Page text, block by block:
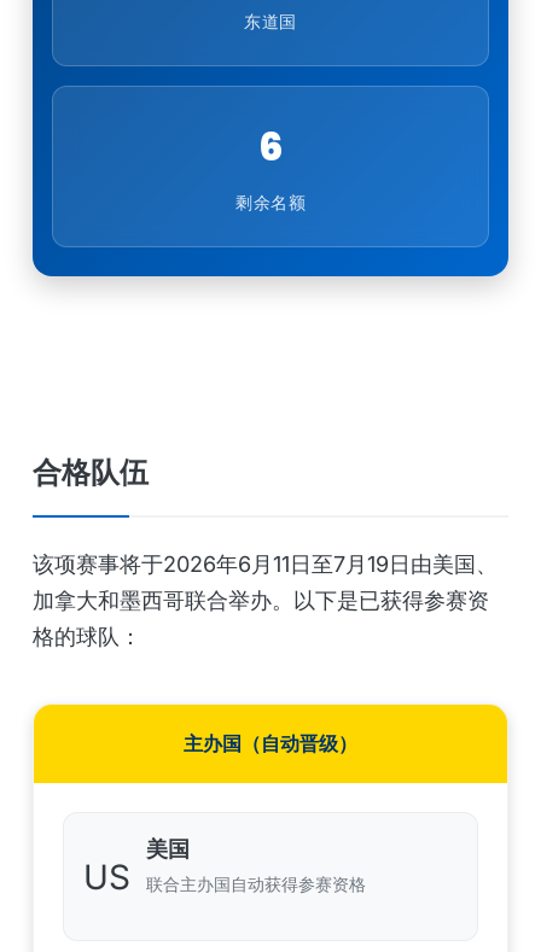
东道国
6
剩余名额
合格队伍
该项赛事将于2026年6月11日至7月19日由美国、
加拿大和墨西哥联合举办。以下是已获得参赛资
格的球队：
主办国（自动晋级）
US
美国
联合主办国自动获得参赛资格